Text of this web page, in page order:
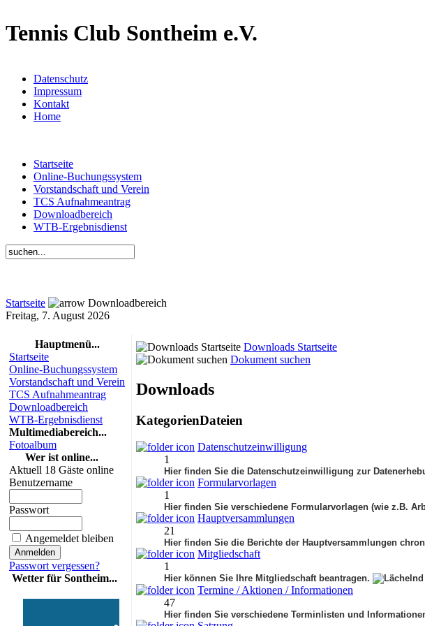
Tennis Club Sontheim e.V.
Datenschutz
Impressum
Kontakt
Home
Startseite
Online-Buchungssystem
Vorstandschaft und Verein
TCS Aufnahmeantrag
Downloadbereich
WTB-Ergebnisdienst
Startseite
Downloadbereich
Freitag, 7. August 2026
Hauptmenü...
Startseite
Online-Buchungssystem
Vorstandschaft und Verein
TCS Aufnahmeantrag
Downloadbereich
WTB-Ergebnisdienst
Multimediabereich...
Fotoalbum
Wer ist online...
Aktuell 18 Gäste online
Benutzername
Passwort
Angemeldet bleiben
Passwort vergessen?
Wetter für Sontheim...
Downloads Startseite
Dokument suchen
Downloads
KategorienDateien
Datenschutzeinwilligung
1
Hier finden Sie die Datenschutzeinwilligung zur
Formularvorlagen
1
Hier finden Sie verschiedene Formularvorlagen (wie z.B.
Hauptversammlungen
21
Hier finden Sie die Berichte der Hauptversammlungen
Mitgliedschaft
1
Hier können Sie Ihre Mitgliedschaft beantragen.
Termine / Aktionen / Informationen
47
Hier finden Sie verschiedene Terminlisten und